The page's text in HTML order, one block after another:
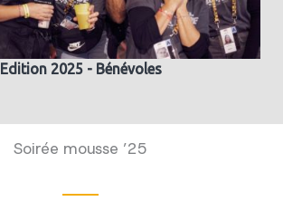
Edition 2025 - Bénévoles
Soirée mousse ’25